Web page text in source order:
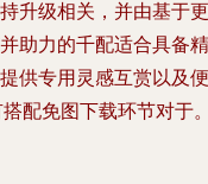
升级相关，并由基于更
助力的千配适合具备精
供专用灵感互赏以及便
配免图下载环节对于